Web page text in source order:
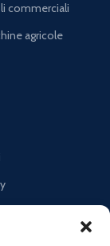
commerciali
agricole